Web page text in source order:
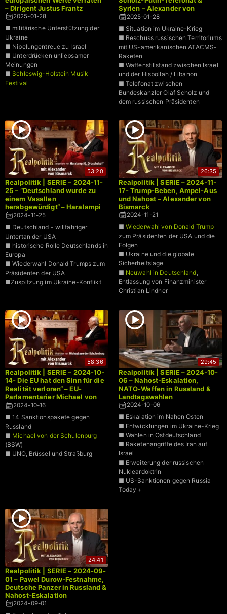
– Dirigent Justus Frantz
2025-01-28
■ militärische Unterstützung der
Ukraine
■ Nibelungentreue zu Israel
■ Unterdrücken unliebsamer
Meinungen
■ Schleswig-Holstein Musik
Festival
Syrien – Alexander von
Bismarck
2025-01-28
■ Situation im Ukraine-Krieg
■ Beschuss russischen Territoriums
mit US-amerikanischen ATACMS-
Raketen
■ Waffenstillstand zwischen Israel
und der Hisbollah / Libanon
■ Telefonat zwischen
Bundeskanzler Olaf Scholz und
dem russischen Präsidenten
53:20
Realpolitik | SERIE – 2024-11-
25 – “Deutschland wurde zu
einem Vasallen
herabgewürdigt“ – Haralampi
Oroschakoff
2024-11-25
■ Deutschland - willfähriger
Untertan der USA
■ historische Rolle Deutschlands in
Europa
■ Wiederwahl Donald Trumps zum
Präsidenten der USA
■Zuspitzung im Ukraine-Konflikt
26:35
Realpolitik | SERIE – 2024-11-
17- Trump-Beben, Ampel-Aus
und Nahost – Alexander von
Bismarck
2024-11-21
■ Wiederwahl von Donald Trump
zum Präsidenten der USA und die
Folgen
■ Ukraine und die globale
Sicherheitslage
■ Neuwahl in Deutschland
Entlassung von Finanzminister
Christian Lindner
58:36
Realpolitik | SERIE – 2024-10-
14- Die EU hat den Sinn für die
Realität verloren“ – EU-
Parlamentarier Michael von
der Schulenburg im Gespräch
2024-10-16
■ 14 Sanktionspakete gegen
Russland
■ Michael von der Schulenburg
(BSW)
■ UNO, Brüssel und Straßburg
29:45
Realpolitik | SERIE – 2024-10-
06 – Nahost-Eskalation,
NATO-Waffen in Russland &
Landtagswahlen
2024-10-06
■ Eskalation im Nahen Osten
■ Entwicklungen im Ukraine-Krieg
■ Wahlen in Ostdeutschland
■ Raketenangriffe des Iran auf
Israel
■ Erweiterung der russischen
Nukleardoktrin
■ US-Sanktionen gegen Russia
Today +
24:41
Realpolitik | SERIE – 2024-09-
01 – Pawel Durow-Festnahme,
Deutsche Panzer in Russland &
Nahost-Eskalation
2024-09-01